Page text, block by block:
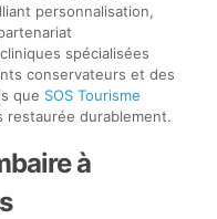
personnalisation,
spécialisées
conservateurs et des
que SOS Tourisme
restaurée durablement.
à